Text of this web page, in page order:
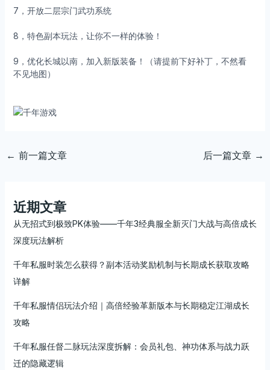
7，开放二层宗门武功系统
8，特色副本玩法，让你不一样的体验！
9，优化长城以南，加入新版装备！（请提前下好补丁，不然看
不见地图）
← 前一篇文章 后一篇文章 →
近期文章
从无招式到极致PK体验——千年3经典服全新灭门大战与高倍成长
深度玩法解析
千年私服时装怎么获得？副本活动奖励机制与长期成长获取攻略
详解
千年私服情侣玩法介绍｜高倍经验革新版本与长期稳定江湖成长
攻略
千年私服任督二脉玩法深度拆解：会员礼包、神功体系与战力跃
迁的隐藏逻辑